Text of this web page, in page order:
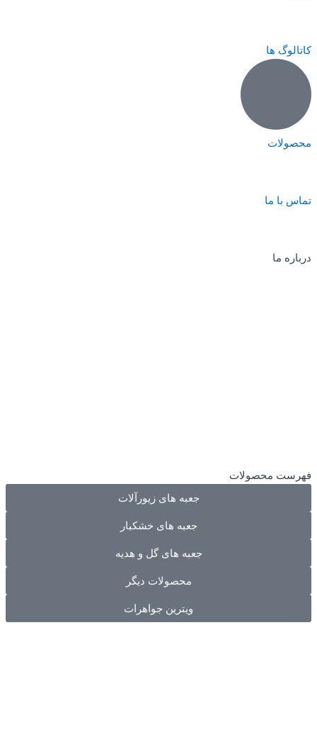
کاتالوگ ها
محصولات
تماس با ما
درباره ما
فهرست محصولات
جعبه های زیورآلات
جعبه های خشکبار
جعبه های گل و هدیه
محصولات دیگر
ویترین جواهرات